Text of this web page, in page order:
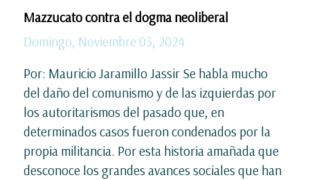
Mazzucato contra el dogma neoliberal
Domingo, Noviembre 03, 2024
Por: Mauricio Jaramillo Jassir Se habla mucho
del daño del comunismo y de las izquierdas por
los autoritarismos del pasado que, en
determinados casos fueron condenados por la
propia militancia. Por esta historia amañada que
desconoce los grandes avances sociales que han